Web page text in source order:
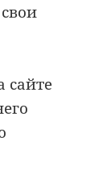
сайте